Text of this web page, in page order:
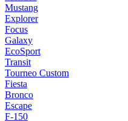
Mustang
Explorer
Focus
Galaxy
EcoSport
Transit
Tourneo Custom
Fiesta
Bronco
Escape
F-150